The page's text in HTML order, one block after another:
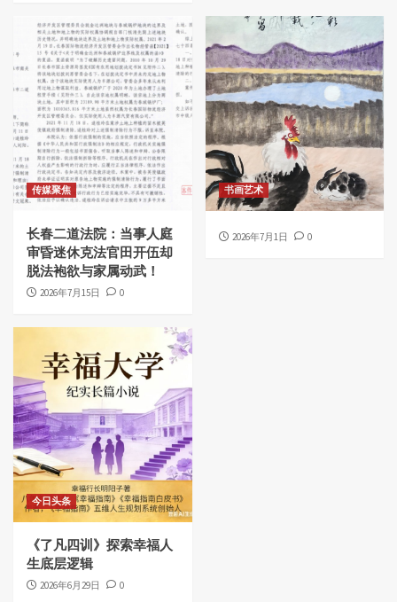
传媒聚焦
长春二道法院：当事人庭
审昏迷休克法官田开伍却
脱法袍欲与家属动武！
2026年7月15日 0
书画艺术
2026年7月1日 0
今日头条
《了凡四训》探索幸福人
生底层逻辑
2026年6月29日 0